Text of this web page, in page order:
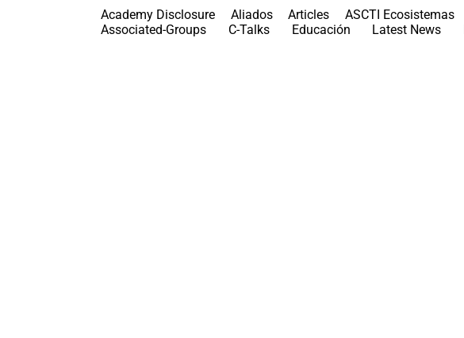
Academy Disclosure Aliados Articles ASCTI Ecosistemas
Associated-Groups
C-Talks Educación Latest News